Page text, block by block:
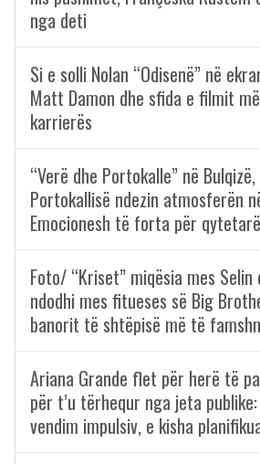
nga deti
Si e solli Nolan “Odisenë” në
Matt Damon dhe sfida e filmit
karrierës
“Verë dhe Portokalle” në
Portokallisë ndezin atmosferën
Emocionesh të forta për
Foto/ “Kriset” miqësia mes
ndodhi mes fitueses së Big
banorit të shtëpisë më të
Ariana Grande flet për herë të
për t’u tërhequr nga jeta
vendim impulsiv, e kisha